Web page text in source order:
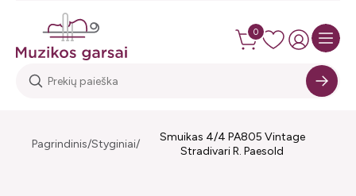
0
Pagrindinis Styginiai
Smuikas 4/4 PA805 Vintage
Stradivari R. Paesold